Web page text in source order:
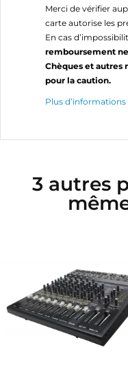
Merci de vérifier
carte autorise les
En cas
remboursement
Chèques et autres
pour la caution.
Plus
3 autres